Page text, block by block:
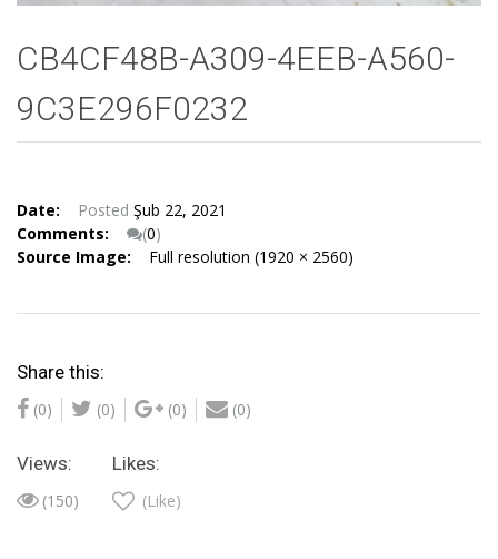
CB4CF48B-A309-4EEB-A560-
9C3E296F0232
Date: Posted Şub 22, 2021
Comments:
(0)
Source Image:
Full resolution (1920 × 2560)
Share this:
(0) (0) (0) (0)
Views:
(150)
Likes:
(Like)